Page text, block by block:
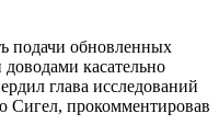
подачи обновленных
касательно
глава исследований
Сигел, прокомментировав